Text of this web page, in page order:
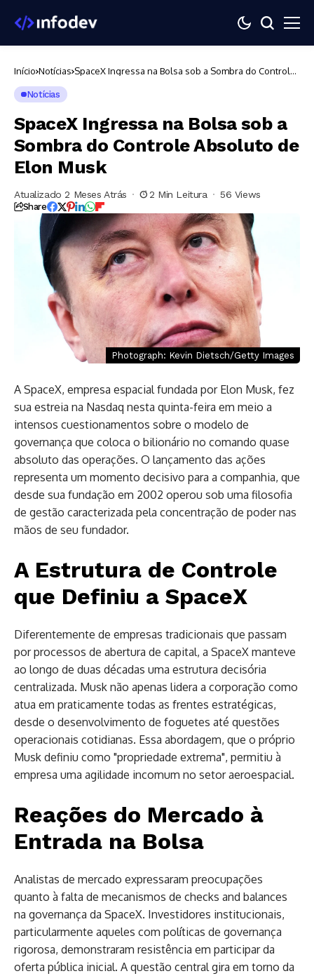
Início Notícias SpaceX Ingressa na Bolsa sob a Sombra do Controle
Notícias
SpaceX Ingressa na Bolsa sob a
Sombra do Controle Absoluto de
Elon Musk
Atualizado 2 Meses Atrás 2 Min Leitura 56 Views
Share
Photograph: Kevin Dietsch/Getty Images
A SpaceX, empresa espacial fundada por Elon Musk, fez
sua estreia na Nasdaq nesta quinta-feira em meio a
intensos cuestionamentos sobre o modelo de
governança que coloca o bilionário no comando quase
absoluto das operações. O lançamento das ações
representa um momento decisivo para a companhia, que
desde sua fundação em 2002 operou sob uma filosofia
de gestão caracterizada pela concentração de poder nas
mãos de seu fundador.
A Estrutura de Controle
que Definiu a SpaceX
Diferentemente de empresas tradicionais que passam
por processos de abertura de capital, a SpaceX manteve
ao longo de duas décadas uma estrutura decisória
centralizada. Musk não apenas lidera a corporação como
atua em praticamente todas as frentes estratégicas,
desde o desenvolvimento de foguetes até questões
operacionais cotidianas. Essa abordagem, que o próprio
Musk definiu como "propriedade extrema", permitiu à
empresa uma agilidade incomum no setor aeroespacial.
Reações do Mercado à
Entrada na Bolsa
Analistas de mercado expressaram preocupações
quanto à falta de mecanismos de checks and balances
na governança da SpaceX. Investidores institucionais,
particularmente aqueles com políticas de governança
rigorosa, demonstraram resistência em participar da
oferta pública inicial. A questão central gira em torno da